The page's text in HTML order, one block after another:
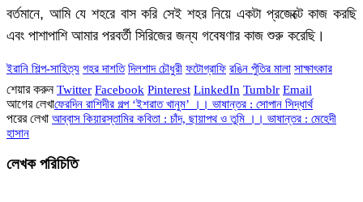
বর্তমানে, আমি যে শহরে বাস করি সেই শহর নিয়ে একটা প্রজেক্টে কাজ করছি
এবং পাশাপাশি আমার পরবর্তী সিরিজের জন্য গবেষণার কাজ শুরু করেছি।
ইরানি শিল্প-সাহিত্য গহর দাশতি দিলশাদ চৌধুরী ফটোগ্রাফি রঙিন পুঁতির মালা সাক্ষাৎকার
শেয়ার করুন Twitter Facebook Pinterest LinkedIn Tumblr Email
আগের লেখাফেরদিন রাশিদীর গল্প ‘ইশরাত খানুম’ ।। ভাষান্তর : সোপান সিদ্ধার্থ
পরের লেখা আব্বাস কিয়ারস্তামির কবিতা : চাঁদ, ছায়াপথ ও তুমি ।। ভাষান্তর : মেহেদী
হাসান
লেখক পরিচিতি